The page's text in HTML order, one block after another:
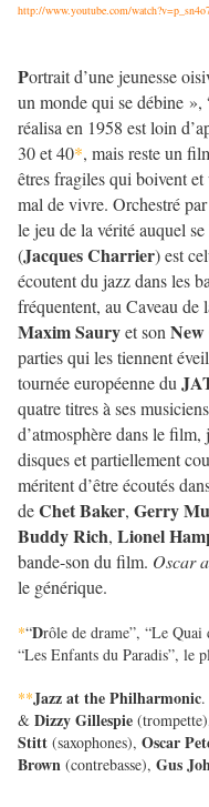
http://www.youtube.com/
Portrait d’une jeunesse
un monde qui se débine »,
réalisa en 1958 est loin
30 et 40*, mais reste un
êtres fragiles qui boivent
mal de vivre. Orchestré
le jeu de la vérité auquel
(Jacques Charrier) est
écoutent du jazz dans les
fréquentent, au Caveau de
Maxim Sauryet son New
parties qui les tiennent
tournée européenne du
quatre titres à ses
d’atmosphère dans le
disques et partiellement
méritent d’être écoutés
deChet Baker, Gerry
Buddy Rich, Lionel
bande-son du film. Oscar
le générique.
*“Drôle de drame”, “Le
“Les Enfants du Paradis”, le
**Jazz at the Philharmonic
& Dizzy Gillespie (trompette),
Stitt (saxophones), Oscar
Brown (contrebasse), Gus